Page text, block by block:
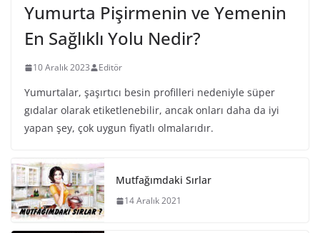
Yumurta Pişirmenin ve Yemenin
En Sağlıklı Yolu Nedir?
10 Aralık 2023 Editör
Yumurtalar, şaşırtıcı besin profilleri nedeniyle süper
gıdalar olarak etiketlenebilir, ancak onları daha da iyi
yapan şey, çok uygun fiyatlı olmalarıdır.
Mutfağımdaki Sırlar
14 Aralık 2021